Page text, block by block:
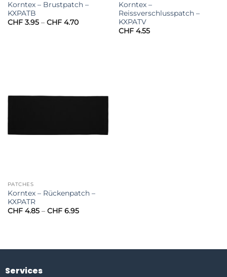
Korntex – Brustpatch –
KXPATB
CHF3.95 – CHF4.70Preisspanne:
Korntex –
Reissverschlusspatch –
KXPATV
CHF4.55
PATCHES
Korntex – Rückenpatch –
KXPATR
CHF4.85 – CHF6.95Preisspanne:
Services